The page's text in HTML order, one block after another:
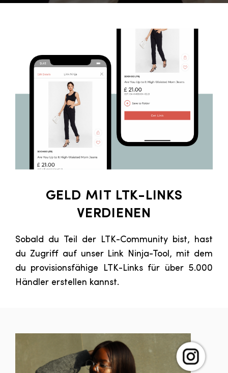
GELD MIT LTK-LINKS
VERDIENEN
Sobald du Teil der LTK-Community bist, hast
du Zugriff auf unser Link Ninja-Tool, mit dem
du provisionsfähige LTK-Links für über 5.000
Händler erstellen kannst.